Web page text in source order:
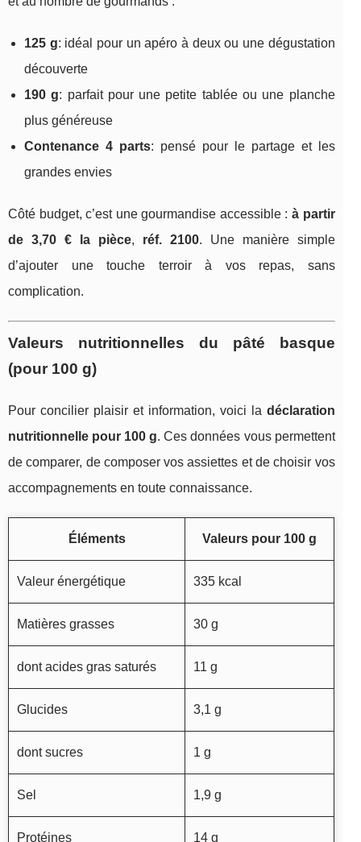
125 g: idéal pour un apéro à deux ou une dégustation
découverte
190 g: parfait pour une petite tablée ou une planche
plus généreuse
Contenance 4 parts: pensé pour le partage et les
grandes envies
Côté budget, c’est une gourmandise accessible :à partir
de 3,70 € la pièce, réf. 2100. Une manière simple
d’ajouter une touche terroir à vos repas, sans
complication.
Valeurs nutritionnelles du pâté basque
(pour 100 g)
Pour concilier plaisir et information, voici la déclaration
nutritionnelle pour 100 g. Ces données vous permettent
de comparer, de composer vos assiettes et de choisir vos
accompagnements en toute connaissance.
Éléments Valeurs pour 100 g
Valeur énergétique 335 kcal
Matières grasses 30 g
dont acides gras saturés 11 g
Glucides 3,1 g
dont sucres 1 g
Sel 1,9 g
Protéines 14 g